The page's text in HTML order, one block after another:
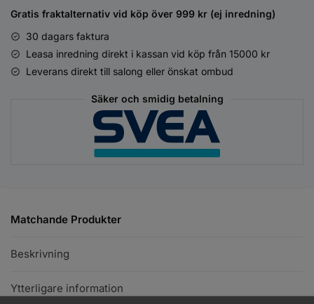
Gratis fraktalternativ vid köp över 999 kr (ej inredning)
30 dagars faktura
Leasa inredning direkt i kassan vid köp från 15000 kr
Leverans direkt till salong eller önskat ombud
Säker och smidig betalning
Matchande Produkter
Beskrivning
Ytterligare information